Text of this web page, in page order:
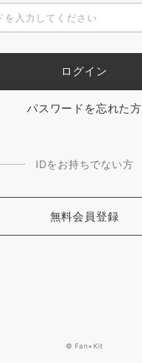
パスワードを忘れた方
IDをお持ちでない方
無料会員登録
© Fan+Kit